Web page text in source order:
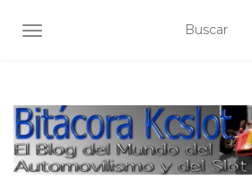
ALTERNAR NAVEGACIÓN